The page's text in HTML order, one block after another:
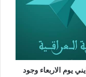
يوم الاربعاء وجود